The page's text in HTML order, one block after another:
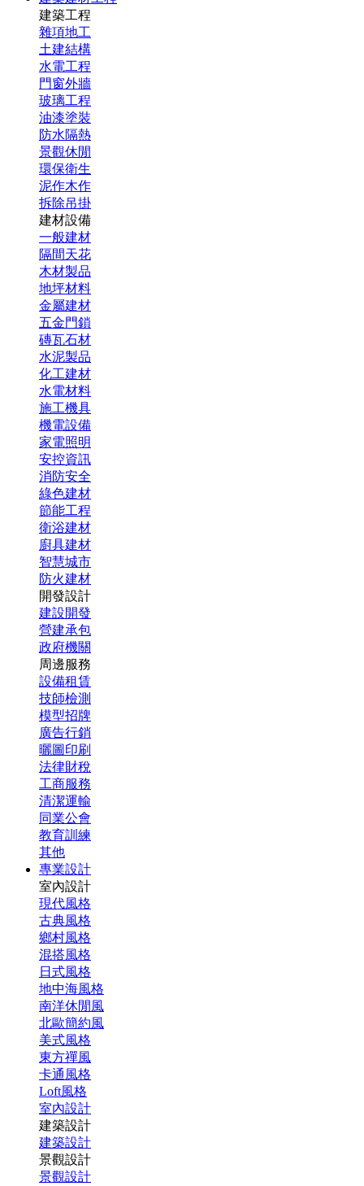
建築工程
雜項地工
土建結構
水電工程
門窗外牆
玻璃工程
油漆塗裝
防水隔熱
景觀休閒
環保衛生
泥作木作
拆除吊掛
建材設備
一般建材
隔間天花
木材製品
地坪材料
金屬建材
五金門鎖
磚瓦石材
水泥製品
化工建材
水電材料
施工機具
機電設備
家電照明
安控資訊
消防安全
綠色建材
節能工程
衛浴建材
廚具建材
智慧城市
防火建材
開發設計
建設開發
營建承包
政府機關
周邊服務
設備租賃
技師檢測
模型招牌
廣告行銷
曬圖印刷
法律財稅
工商服務
清潔運輸
同業公會
教育訓練
其他
專業設計
室內設計
現代風格
古典風格
鄉村風格
混搭風格
日式風格
地中海風格
南洋休閒風
北歐簡約風
美式風格
東方禪風
卡通風格
Loft風格
室內設計
建築設計
建築設計
景觀設計
景觀設計